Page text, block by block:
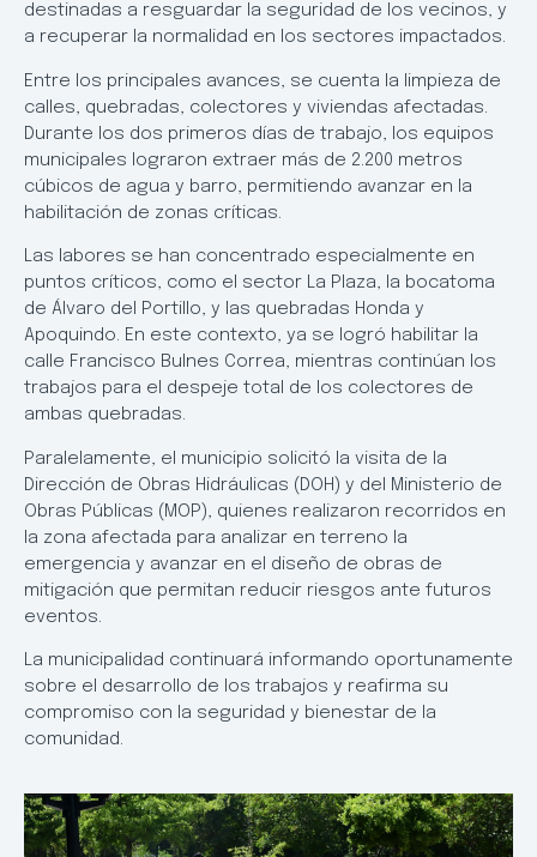
destinadas a resguardar la seguridad de los vecinos, y
a recuperar la normalidad en los sectores impactados.
Entre los principales avances, se cuenta la limpieza de
calles, quebradas, colectores y viviendas afectadas.
Durante los dos primeros días de trabajo, los equipos
municipales lograron extraer más de 2.200 metros
cúbicos de agua y barro, permitiendo avanzar en la
habilitación de zonas críticas.
Las labores se han concentrado especialmente en
puntos críticos, como el sector La Plaza, la bocatoma
de Álvaro del Portillo, y las quebradas Honda y
Apoquindo. En este contexto, ya se logró habilitar la
calle Francisco Bulnes Correa, mientras continúan los
trabajos para el despeje total de los colectores de
ambas quebradas.
Paralelamente, el municipio solicitó la visita de la
Dirección de Obras Hidráulicas (DOH) y del Ministerio de
Obras Públicas (MOP), quienes realizaron recorridos en
la zona afectada para analizar en terreno la
emergencia y avanzar en el diseño de obras de
mitigación que permitan reducir riesgos ante futuros
eventos.
La municipalidad continuará informando oportunamente
sobre el desarrollo de los trabajos y reafirma su
compromiso con la seguridad y bienestar de la
comunidad.